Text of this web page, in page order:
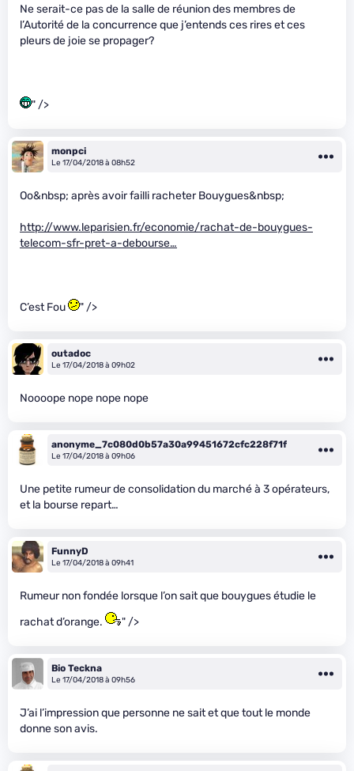
Ne serait-ce pas de la salle de réunion des membres de
l’Autorité de la concurrence que j’entends ces rires et ces
pleurs de joie se propager?
" />
monpci
Le 17/04/2018 à 08h52
Oo&nbsp; après avoir failli racheter Bouygues&nbsp;
http://www.leparisien.fr/economie/rachat-de-bouygues-
telecom-sfr-pret-a-debourse…
C’est Fou " />
outadoc
Le 17/04/2018 à 09h02
Noooope nope nope nope
anonyme_7c080d0b57a30a99451672cfc228f71f
Le 17/04/2018 à 09h06
Une petite rumeur de consolidation du marché à 3 opérateurs,
et la bourse repart…
FunnyD
Le 17/04/2018 à 09h41
Rumeur non fondée lorsque l’on sait que bouygues étudie le
rachat d’orange.
" />
Bio Teckna
Le 17/04/2018 à 09h56
J’ai l’impression que personne ne sait et que tout le monde
donne son avis.